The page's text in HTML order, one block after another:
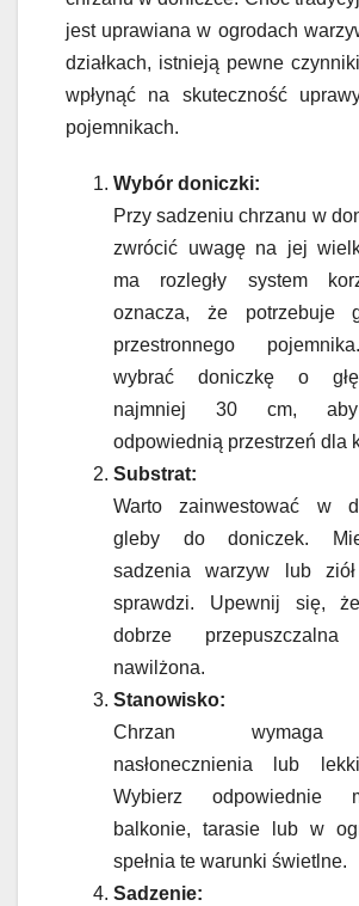
jest uprawiana w ogrodach
działkach, istnieją pewne
wpłynąć na skuteczność
pojemnikach.
Wybór doniczki:
Przy sadzeniu chrzanu w
zwrócić uwagę na jej
ma rozległy system
oznacza, że potrzebuje
przestronnego
wybrać doniczkę o
najmniej 30 cm, aby
odpowiednią przestrzeń dla
Substrat:
Warto zainwestować w
gleby do doniczek.
sadzenia warzyw lub
sprawdzi. Upewnij się,
dobrze
nawilżona.
Stanowisko:
Chrzan wymaga
nasłonecznienia lub
Wybierz odpowiednie
balkonie, tarasie lub w
spełnia te warunki świetlne.
Sadzenie: